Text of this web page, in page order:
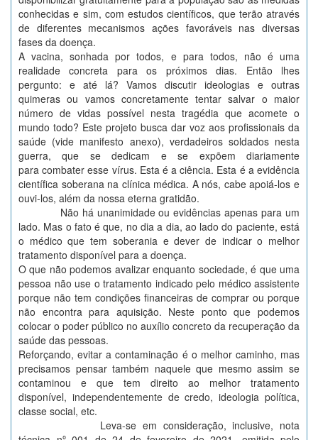
conhecidas e sim, com estudos científicos, que terão através
de diferentes mecanismos ações favoráveis nas diversas
fases da doença.
A vacina, sonhada por todos, e para todos, não é uma
realidade concreta para os próximos dias. Então lhes
pergunto: e até lá? Vamos discutir ideologias e outras
quimeras ou vamos concretamente tentar salvar o maior
número de vidas possível nesta tragédia que acomete o
mundo todo? Este projeto busca dar voz aos profissionais da
saúde (vide manifesto anexo), verdadeiros soldados nesta
guerra, que se dedicam e se expõem diariamente
para combater esse vírus. Esta é a ciência. Esta é a evidência
científica soberana na clínica médica. A nós, cabe apoiá-los e
ouvi-los, além da nossa eterna gratidão.
Não há unanimidade ou evidências apenas para um
lado. Mas o fato é que, no dia a dia, ao lado do paciente, está
o médico que tem soberania e dever de indicar o melhor
tratamento disponível para a doença.
O que não podemos avalizar enquanto sociedade, é que uma
pessoa não use o tratamento indicado pelo médico assistente
porque não tem condições financeiras de comprar ou porque
não encontra para aquisição. Neste ponto que podemos
colocar o poder público no auxílio concreto da recuperação da
saúde das pessoas.
Reforçando, evitar a contaminação é o melhor caminho, mas
precisamos pensar também naquele que mesmo assim se
contaminou e que tem direito ao melhor tratamento
disponível, independentemente de credo, ideologia política,
classe social, etc.
Leva-se em consideração, inclusive, nota